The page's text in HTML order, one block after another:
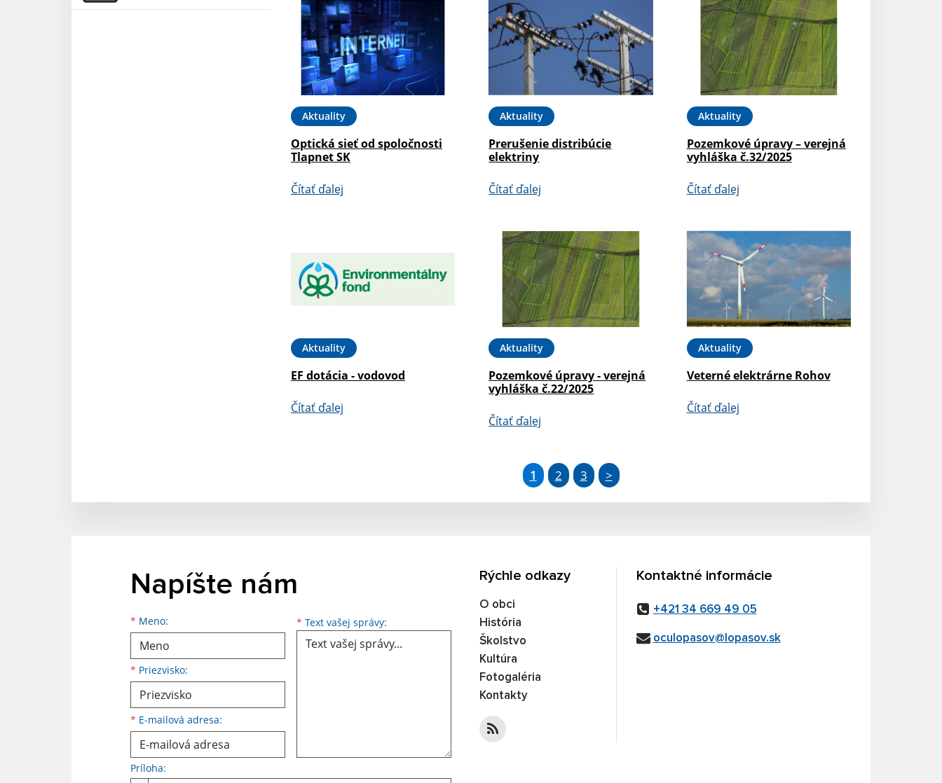
Aktuality
Optická sieť od spoločnosti
Tlapnet SK
Čítať ďalej
Aktuality
Prerušenie distribúcie
elektriny
Čítať ďalej
Aktuality
Pozemkové úpravy – verejná
vyhláška č.32/2025
Čítať ďalej
Aktuality
EF dotácia - vodovod
Čítať ďalej
Aktuality
Pozemkové úpravy - verejná
vyhláška č.22/2025
Čítať ďalej
Aktuality
Veterné elektrárne Rohov
Čítať ďalej
1 2 3 >
Napíšte nám
* Meno:
Meno
* Priezvisko:
Priezvisko
* E-mailová adresa:
E-mailová adresa * Text vašej správy: Text vašej správy...
Príloha:
Rýchle odkazy
O obci
História
Školstvo
Kultúra
Fotogaléria
Kontakty
Kontaktné informácie
+421 34 669 49 05
oculopasov@lopasov.sk